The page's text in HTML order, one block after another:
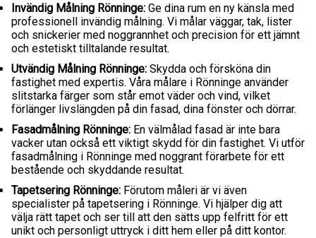
Invändig Målning Rönninge: Ge dina rum en ny känsla med
professionell invändig målning. Vi målar väggar, tak, lister
och snickerier med noggrannhet och precision för ett jämnt
och estetiskt tilltalande resultat.
Utvändig Målning Rönninge: Skydda och försköna din
fastighet med expertis. Våra målare i Rönninge använder
slitstarka färger som står emot väder och vind, vilket
förlänger livslängden på din fasad, dina fönster och dörrar.
Fasadmålning Rönninge: En välmålad fasad är inte bara
vacker utan också ett viktigt skydd för din fastighet. Vi utför
fasadmålning i Rönninge med noggrant förarbete för ett
bestående och skyddande resultat.
Tapetsering Rönninge: Förutom måleri är vi även
specialister på tapetsering i Rönninge. Vi hjälper dig att
välja rätt tapet och ser till att den sätts upp felfritt för ett
unikt och personligt uttryck i ditt hem eller på ditt kontor.